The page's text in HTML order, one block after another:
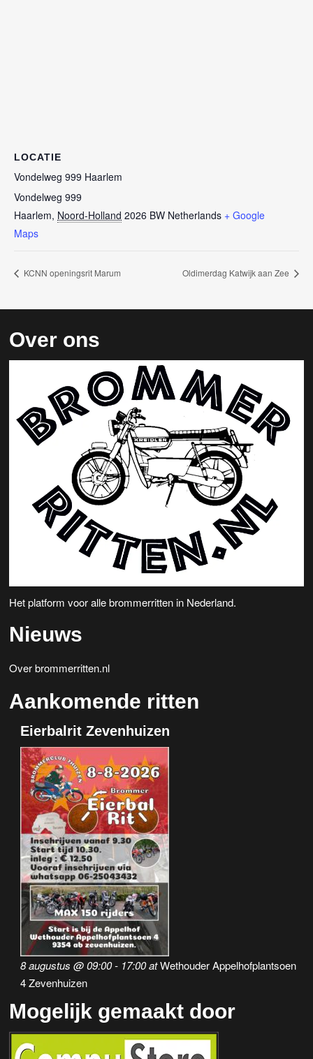
LOCATIE
Vondelweg 999 Haarlem
Vondelweg 999
Haarlem, Noord-Holland 2026 BW Netherlands + Google
Maps
KCNN openingsrit Marum Oldimerdag Katwijk aan Zee
Over ons
Het platform voor alle brommerritten in Nederland.
Nieuws
Over brommerritten.nl
Aankomende ritten
Eierbalrit Zevenhuizen
8 augustus @ 09:00- 17:00atWethouder Appelhofplantsoen
4 Zevenhuizen
Mogelijk gemaakt door